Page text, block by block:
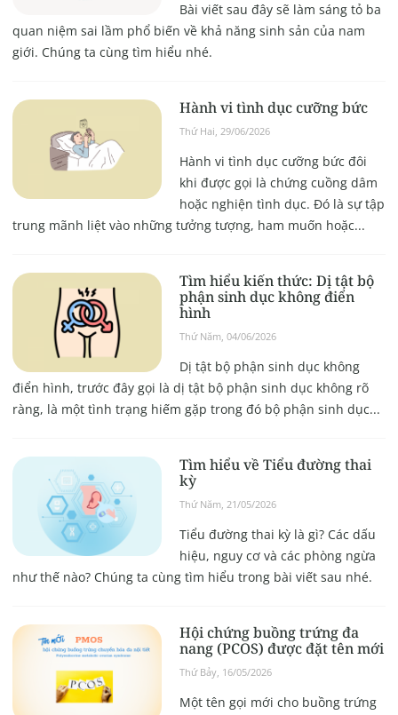
Bài viết sau đây sẽ làm sáng tỏ ba
quan niệm sai lầm phổ biến về khả năng sinh sản của nam
giới. Chúng ta cùng tìm hiểu nhé.
Hành vi tình dục cưỡng bức
Thứ Hai, 29/06/2026
Hành vi tình dục cưỡng bức đôi
khi được gọi là chứng cuồng dâm
hoặc nghiện tình dục. Đó là sự tập
trung mãnh liệt vào những tưởng tượng, ham muốn hoặc...
Tìm hiểu kiến thức: Dị tật bộ
phận sinh dục không điển
hình
Thứ Năm, 04/06/2026
Dị tật bộ phận sinh dục không
điển hình, trước đây gọi là dị tật bộ phận sinh dục không rõ
ràng, là một tình trạng hiếm gặp trong đó bộ phận sinh dục...
Tìm hiểu về Tiểu đường thai
kỳ
Thứ Năm, 21/05/2026
Tiểu đường thai kỳ là gì? Các dấu
hiệu, nguy cơ và các phòng ngừa
như thế nào? Chúng ta cùng tìm hiểu trong bài viết sau nhé.
Hội chứng buồng trứng đa
nang (PCOS) được đặt tên mới
Thứ Bảy, 16/05/2026
Một tên gọi mới cho buồng trứng